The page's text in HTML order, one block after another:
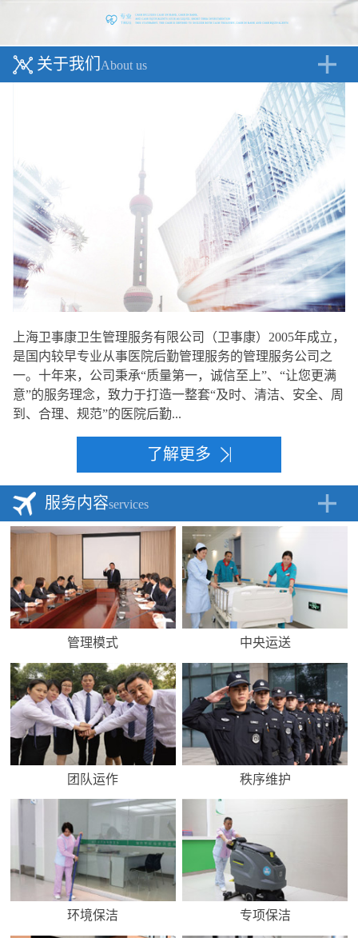
关于我们 About us
上海卫事康卫生管理服务有限公司（卫事康）2005年成立，
是国内较早专业从事医院后勤管理服务的管理服务公司之
一。十年来，公司秉承“质量第一，诚信至上”、“让您更满
意”的服务理念，致力于打造一整套“及时、清洁、安全、周
到、合理、规范”的医院后勤...
了解更多
服务内容services
管理模式 中央运送
团队运作 秩序维护
环境保洁 专项保洁